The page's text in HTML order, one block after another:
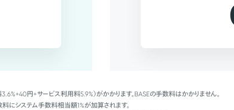
円+サービス利用料5.9%）がかかります。BASEの手数料はかかりません。
にシステム手数料相当額1%が加算されます。